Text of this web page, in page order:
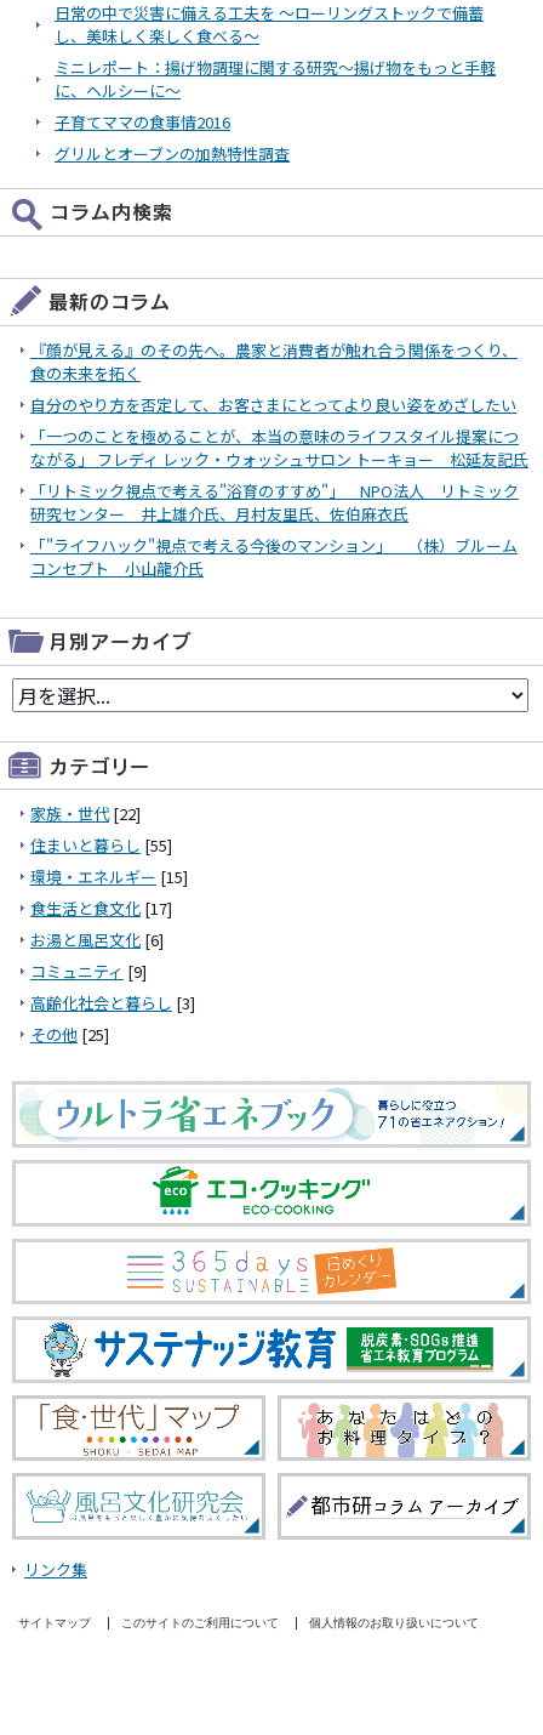
日常の中で災害に備える工夫を ～ローリングストックで備蓄
し、美味しく楽しく食べる～
ミニレポート：揚げ物調理に関する研究～揚げ物をもっと手軽
に、ヘルシーに～
子育てママの食事情2016
グリルとオーブンの加熱特性調査
『顔が見える』のその先へ。農家と消費者が触れ合う関係をつくり、
食の未来を拓く
自分のやり方を否定して、お客さまにとってより良い姿をめざしたい
「一つのことを極めることが、本当の意味のライフスタイル提案につ
ながる」 フレディ レック・ウォッシュサロン トーキョー 松延友記氏
「リトミック視点で考える"浴育のすすめ"」 NPO法人 リトミック
研究センター 井上雄介氏、月村友里氏、佐伯麻衣氏
「"ライフハック"視点で考える今後のマンション」 （株）ブルーム
コンセプト 小山龍介氏
家族・世代[22]
住まいと暮らし [55]
環境・エネルギー [15]
食生活と食文化 [17]
お湯と風呂文化 [6]
コミュニティ [9]
高齢化社会と暮らし [3]
その他 [25]
リンク集
サイトマップ このサイトのご利用について 個人情報のお取り扱いについて